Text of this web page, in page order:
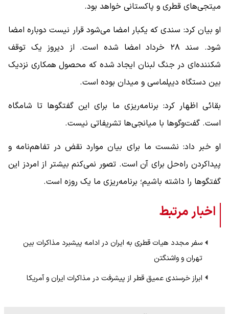
میتجی‌های قطری و پاکستانی خواهد بود.
او بیان کرد: سندی که یکبار امضا می‌شود قرار نیست دوباره امضا
شود. سند ۲۸ خرداد امضا شده است. از دیروز یک توقف
شکننده‌ای در جنگ لبنان ایجاد شده که محصول همکاری نزدیک
بین دستگاه دیپلماسی و میدان بوده است.
بقائی اظهار کرد: برنامه‌ریزی ما برای این گفتگوها تا شامگاه
است. گفت‌وگوها با میانجی‌ها تشریفاتی نیست.
او خبر داد: نشست ما برای بیان موارد نقض در تفاهم‌نامه و
پیداکردن راه‌حل برای آن است‌. تصور نمی‌کنم بیشتر از امردز این
گفتگوها را داشته باشیم؛ برنامه‌ریزی ما یک روزه است.
اخبار مرتبط
سفر مجدد هیات قطری به ایران در ادامه پیشبرد مذاکرات بین
تهران و واشنگتن
ابراز خرسندی عمیق قطر از پیشرفت در مذاکرات ایران و آمریکا